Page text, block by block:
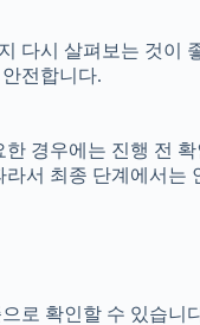
시 살펴보는 것이
전합니다.
경우에는 진행 전
서 최종 단계에서
로 확인할 수 있습니